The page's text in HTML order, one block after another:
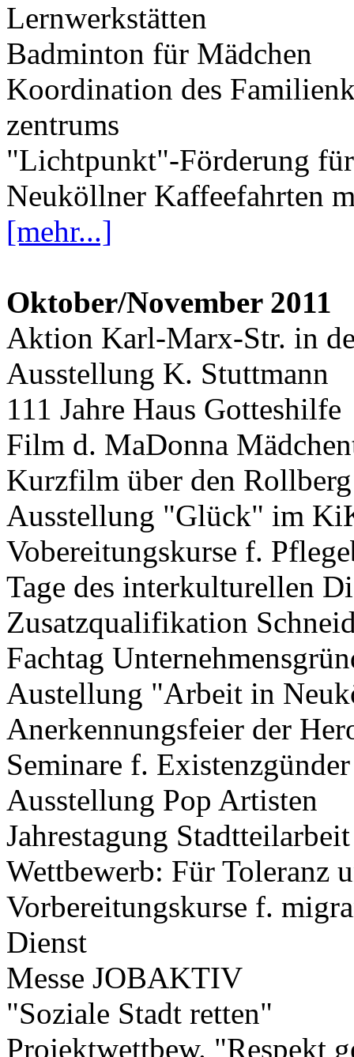
Lernwerkstätten
Badminton für Mädchen
Koordination des
zentrums
"Lichtpunkt"-Förderung
Neuköllner Kaffeefahrten
[mehr...]
Oktober/November 2011
Aktion Karl-Marx-Str. in
Ausstellung K. Stuttmann
111 Jahre Haus Gotteshilfe
Film d. MaDonna
Kurzfilm über den Rollberg
Ausstellung "Glück" im
Vobereitungskurse f.
Tage des interkulturellen
Zusatzqualifikation
Fachtag
Austellung "Arbeit in
Anerkennungsfeier der
Seminare f. Existenzgünder
Ausstellung Pop Artisten
Jahrestagung Stadtteilarbeit
Wettbewerb: Für Toleranz
Vorbereitungskurse f.
Dienst
Messe JOBAKTIV
"Soziale Stadt retten"
Projektwettbew. "Respekt